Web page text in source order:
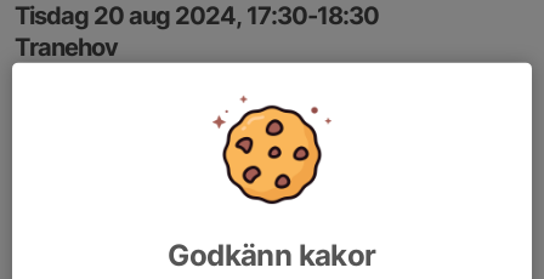
Tisdag 20 aug 2024, 17:30-18:30
Tranehov
Samling: 17:30, Traneehov
Godkänn kakor